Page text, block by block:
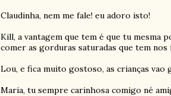
Claudinha, nem me fale! eu adoro isto!
Kill, a vantagem que tem é que tu mesma
comer as gorduras saturadas que tem nos
Lou, e fica muito gostoso, as crianças vao
Maria, tu sempre carinhosa comigo né